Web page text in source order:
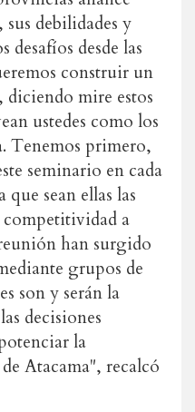
sus debilidades y
desafíos desde las
construir un
mire estos
ustedes como los
Tenemos primero,
seminario en cada
sean ellas las
competitividad a
han surgido
grupos de
son y serán la
decisiones
la
Atacama", recalcó